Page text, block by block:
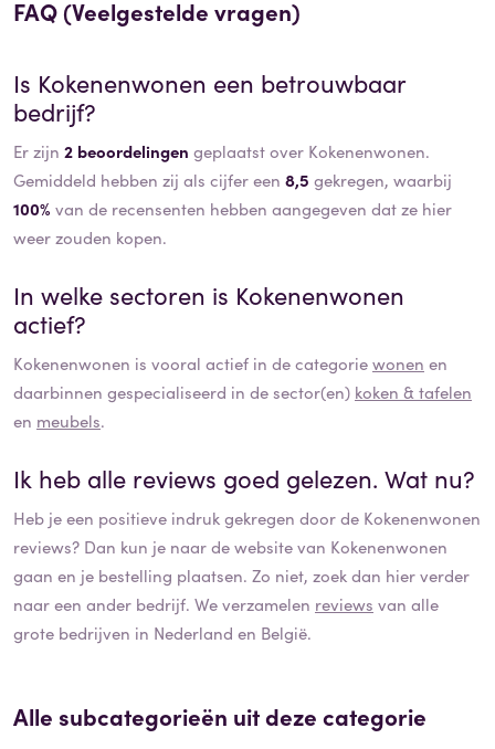
FAQ (Veelgestelde vragen)
Is Kokenenwonen een betrouwbaar
bedrijf?
Er zijn 2 beoordelingen geplaatst over Kokenenwonen.
Gemiddeld hebben zij als cijfer een 8,5 gekregen, waarbij
100% van de recensenten hebben aangegeven dat ze hier
weer zouden kopen.
In welke sectoren is Kokenenwonen
actief?
Kokenenwonen is vooral actief in de categoriewonen en
daarbinnen gespecialiseerd in de sector(en) koken & tafelen
en meubels.
Ik heb alle reviews goed gelezen. Wat nu?
Heb je een positieve indruk gekregen door de Kokenenwonen
reviews? Dan kun je naar de website van Kokenenwonen
gaan en je bestelling plaatsen. Zo niet, zoek dan hier verder
naar een ander bedrijf. We verzamelen reviews van alle
grote bedrijven in Nederland en België.
Alle subcategorieën uit deze categorie